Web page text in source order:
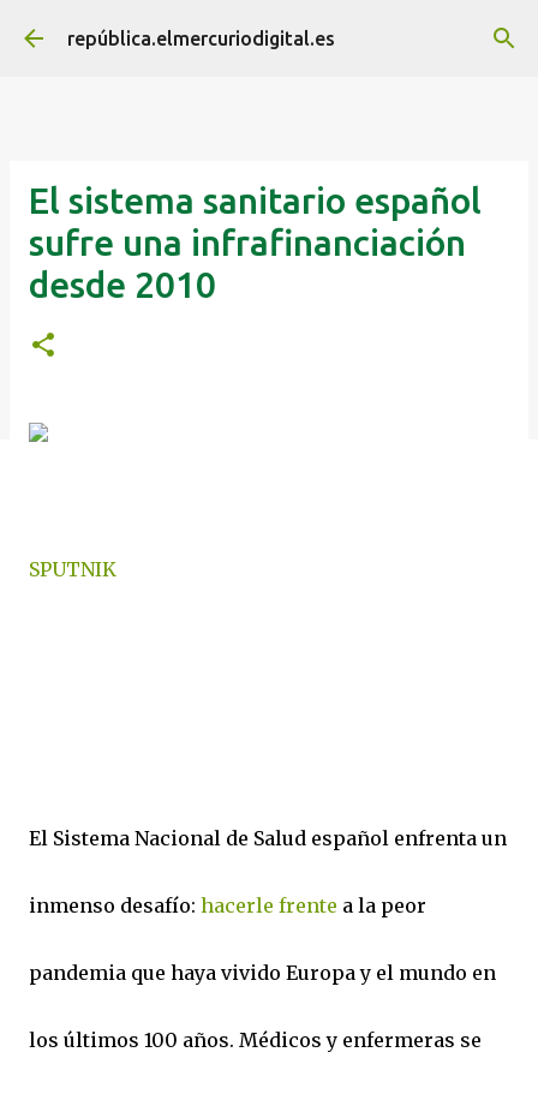
Ir al contenido principal
república.elmercuriodigital.es
El sistema sanitario español
sufre una infrafinanciación
desde 2010
SPUTNIK
El Sistema Nacional de Salud español enfrenta un
inmenso desafío: hacerle frente a la peor
pandemia que haya vivido Europa y el mundo en
los últimos 100 años. Médicos y enfermeras se